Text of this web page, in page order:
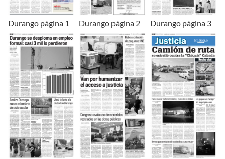
Durango página 1 Durango página 2 Durango página 3